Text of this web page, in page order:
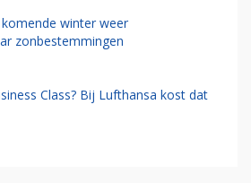
winter weer
zonbestemmingen
Class? Bij Lufthansa kost dat